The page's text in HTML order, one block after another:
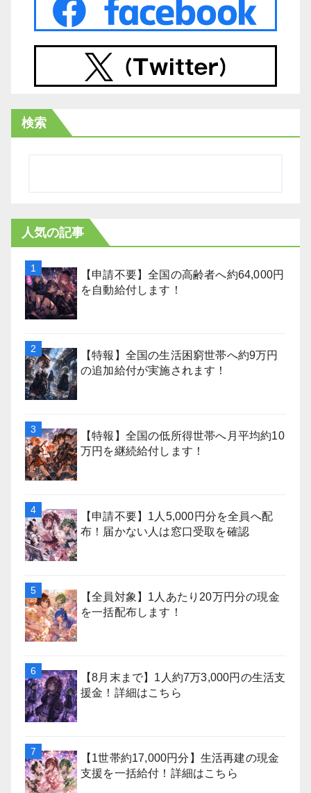
検索
人気の記事
【申請不要】全国の高齢者へ約64,000円
を自動給付します！
【特報】全国の生活困窮世帯へ約9万円
の追加給付が実施されます！
【特報】全国の低所得世帯へ月平均約10
万円を継続給付します！
【申請不要】1人5,000円分を全員へ配
布！届かない人は窓口受取を確認
【全員対象】1人あたり20万円分の現金
を一括配布します！
【8月末まで】1人約7万3,000円の生活支
援金！詳細はこちら
【1世帯約17,000円分】生活再建の現金
支援を一括給付！詳細はこちら